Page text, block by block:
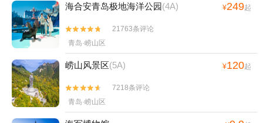
海合安青岛极地海洋公园(4A) ¥249起


21763条评论
青岛·崂山区
崂山风景区(5A) ¥120起


7218条评论
青岛·崂山区